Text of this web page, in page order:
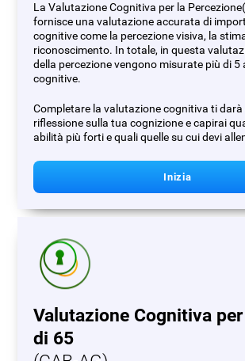
La Valutazione Cognitiva per la
fornisce una valutazione accurata di
cognitive come la percezione visiva, la
riconoscimento. In totale, in questa
della percezione vengono misurate più di 5
cognitive.
Completare la valutazione cognitiva ti
riflessione sulla tua cognizione e capirai
abilità più forti e quali quelle su cui devi
Inizia
Valutazione Cognitiva
di 65